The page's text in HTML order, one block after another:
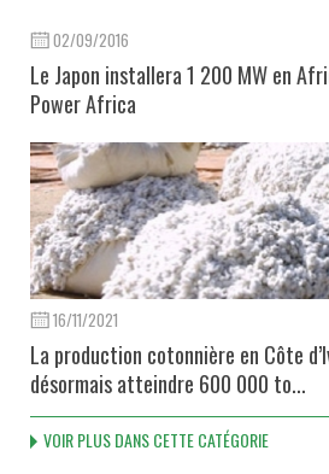
02/09/2016
Le Japon installera 1 200 MW en
Power Africa
16/11/2021
La production cotonnière en Côte
désormais atteindre 600 000 to...
VOIR PLUS DANS CETTE CATÉGORIE